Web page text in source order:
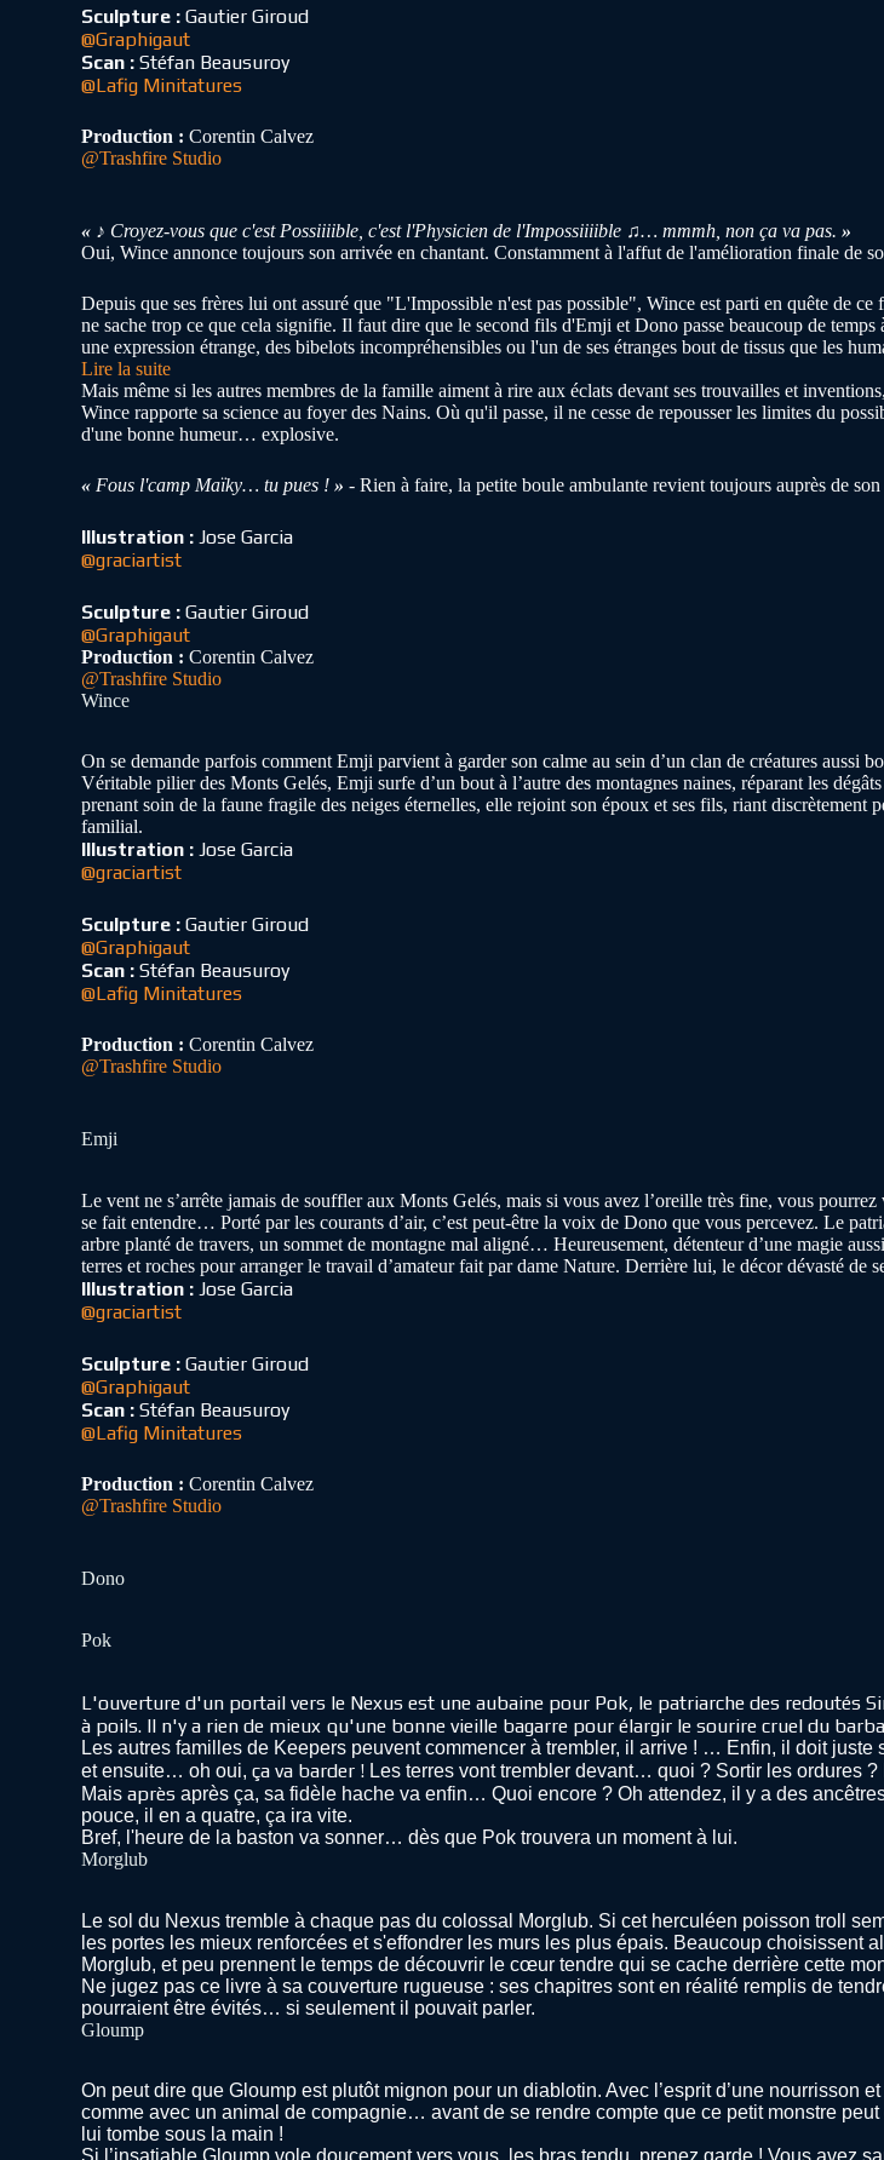
Sculpture : Gautier Giroud
@Graphigaut
Scan : Stéfan Beausuroy
@Lafig Minitatures
Production : Corentin Calvez
@Trashfire Studio
« ♪ Croyez-vous que c'est Possiiiible, c'est l'Physicien de l'Impossiiiible ♫… mmmh, non ça va pas.»
Oui, Wince annonce toujours son arrivée en chantant. Constamment à l'affut de l'amélioration finale de
Depuis que ses frères lui ont assuré que "L'Impossible n'est pas possible", Wince est parti en quête de
ne sache trop ce que cela signifie. Il faut dire que le second fils d'Emji et Dono passe beaucoup de
une expression étrange, des bibelots incompréhensibles ou l'un de ses étranges bout de tissus que les
Lire la suite
Mais même si les autres membres de la famille aiment à rire aux éclats devant ses trouvailles et
Wince rapporte sa science au foyer des Nains. Où qu'il passe, il ne cesse de repousser les limites du
d'une bonne humeur… explosive.
« Fous l'camp Maïky… tu pues !» - Rien à faire, la petite boule ambulante revient toujours auprès de son
Illustration : Jose Garcia
@graciartist
Sculpture : Gautier Giroud
@Graphigaut
Production : Corentin Calvez
@Trashfire Studio
Wince
On se demande parfois comment Emji parvient à garder son calme au sein d’un clan de créatures aussi
Véritable pilier des Monts Gelés, Emji surfe d’un bout à l’autre des montagnes naines, réparant les
prenant soin de la faune fragile des neiges éternelles, elle rejoint son époux et ses fils, riant discrètement
familial.
Illustration : Jose Garcia
@graciartist
Sculpture : Gautier Giroud
@Graphigaut
Scan : Stéfan Beausuroy
@Lafig Minitatures
Production : Corentin Calvez
@Trashfire Studio
Emji
Le vent ne s’arrête jamais de souffler aux Monts Gelés, mais si vous avez l’oreille très fine, vous
se fait entendre… Porté par les courants d’air, c’est peut-être la voix de Dono que vous percevez. Le
arbre planté de travers, un sommet de montagne mal aligné… Heureusement, détenteur d’une magie
terres et roches pour arranger le travail d’amateur fait par dame Nature. Derrière lui, le décor dévasté de
Illustration : Jose Garcia
@graciartist
Sculpture : Gautier Giroud
@Graphigaut
Scan : Stéfan Beausuroy
@Lafig Minitatures
Production : Corentin Calvez
@Trashfire Studio
Dono
Pok
L'ouverture d'un portail vers le Nexus est une aubaine pour Pok, le patriarche des redoutés
à poils. Il n'y a rien de mieux qu'une bonne vieille bagarre pour élargir le sourire cruel du
Les autres familles de Keepers peuvent commencer à trembler, il arrive ! … Enfin, il doit
et ensuite… oh oui,ça va barder ! Les terres vont trembler devant… quoi ? Sortir les ordures
Maisaprès après ça, sa fidèle hache va enfin… Quoi encore ? Oh attendez, il y a des
pouce, il en a quatre, ça ira vite.
Bref, l'heure de la baston va sonner… dès que Pok trouvera un moment à lui.
Morglub
Le sol du Nexus tremble à chaque pas du colossal Morglub. Si cet herculéen poisson troll
les portes les mieux renforcées et s'effondrer les murs les plus épais. Beaucoup choisissent
Morglub, et peu prennent le temps de découvrir le cœur tendre qui se cache derrière cette
Ne jugez pas ce livre à sa couverture rugueuse : ses chapitres sont en réalité remplis de
pourraient être évités… si seulement il pouvait parler.
Gloump
On peut dire que Gloump est plutôt mignon pour un diablotin. Avec l’esprit d’une nourrisson
comme avec un animal de compagnie… avant de se rendre compte que ce petit monstre peut
lui tombe sous la main !